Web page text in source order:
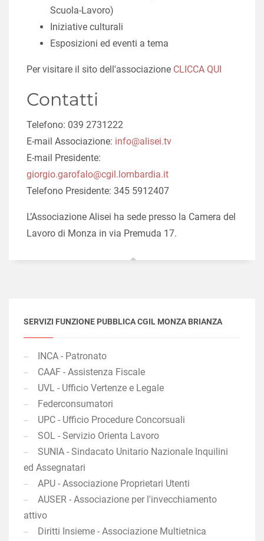
Scuola-Lavoro)
Iniziative culturali
Esposizioni ed eventi a tema
Per visitare il sito dell'associazione CLICCA QUI
Contatti
Telefono: 039 2731222
E-mail Associazione: info@alisei.tv
E-mail Presidente:
giorgio.garofalo@cgil.lombardia.it
Telefono Presidente: 345 5912407
L’Associazione Alisei ha sede presso la Camera del
Lavoro di Monza in via Premuda 17.
SERVIZI FUNZIONE PUBBLICA CGIL MONZA BRIANZA
INCA - Patronato
CAAF - Assistenza Fiscale
UVL - Ufficio Vertenze e Legale
Federconsumatori
UPC - Ufficio Procedure Concorsuali
SOL - Servizio Orienta Lavoro
SUNIA - Sindacato Unitario Nazionale Inquilini
ed Assegnatari
APU - Associazione Proprietari Utenti
AUSER - Associazione per l'invecchiamento
attivo
Diritti Insieme - Associazione Multietnica